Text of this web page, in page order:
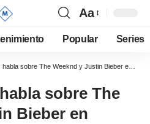
Aa
Popular Series
The Weeknd y Justin Bieber en entrevista para Billboard
sobre The
Bieber en